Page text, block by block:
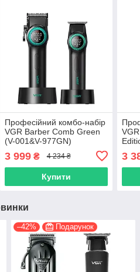
Професійний комбо-набір
VGR Barber Comb Green
(V-001&V-977GN)
3 999₴ 4 234 ₴
Купити
3
–42% Подарунок